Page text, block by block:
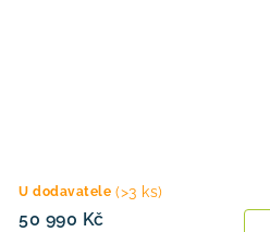
U dodavatele (>3 ks)
50 990 Kč